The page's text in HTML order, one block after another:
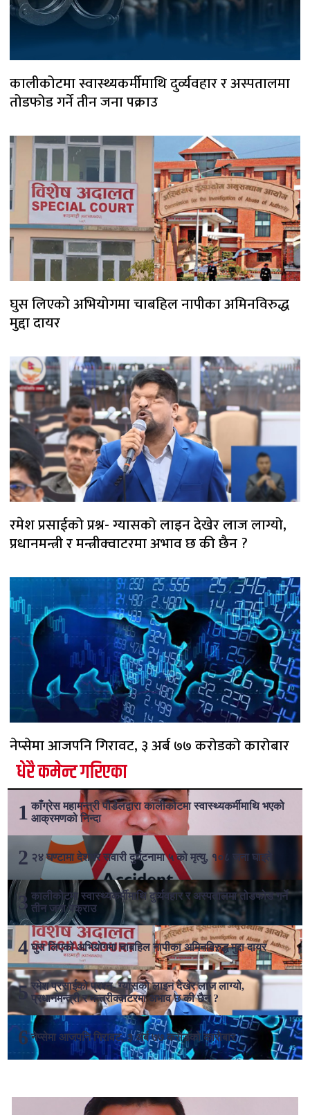
कालीकोटमा स्वास्थ्यकर्मीमाथि दुर्व्यवहार र अस्पतालमा
तोडफोड गर्ने तीन जना पक्राउ
घुस लिएको अभियोगमा चाबहिल नापीका अमिनविरुद्ध
मुद्दा दायर
रमेश प्रसाईको प्रश्न- ग्यासको लाइन देखेर लाज लाग्यो,
प्रधानमन्त्री र मन्त्रीक्वाटरमा अभाव छ की छैन ?
नेप्सेमा आजपनि गिरावट, ३ अर्ब ७७ करोडको कारोबार
धेरै कमेन्ट गरिएका
काँग्रेस महामन्त्री पौडेलद्वारा कालीकोटमा स्वास्थ्यकर्मीमाथि भएको
आक्रमणको निन्दा
२४ घण्टामा देशभर सवारी दुर्घटनामा ५ को मृत्यु, १०८ जना घाइते
कालीकोटमा स्वास्थ्यकर्मीमाथि दुर्व्यवहार र अस्पतालमा तोडफोड गर्ने
तीन जना पक्राउ
घुस लिएको अभियोगमा चाबहिल नापीका अमिनविरुद्ध मुद्दा दायर
रमेश प्रसाईको प्रश्न- ग्यासको लाइन देखेर लाज लाग्यो,
प्रधानमन्त्री र मन्त्रीक्वाटरमा अभाव छ की छैन ?
नेप्सेमा आजपनि गिरावट, ३ अर्ब ७७ करोडको कारोबार